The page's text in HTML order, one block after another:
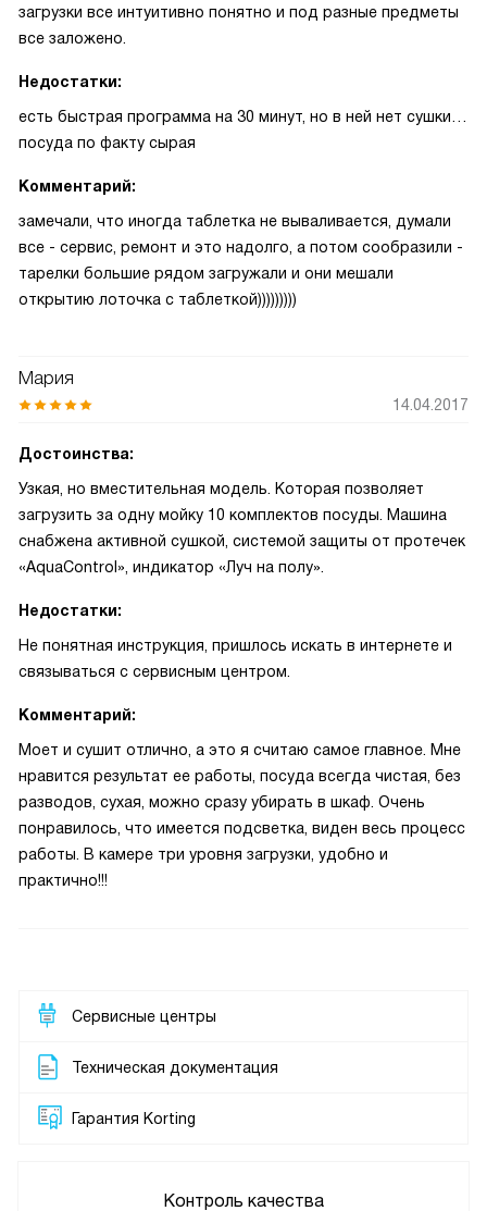
загрузки все интуитивно понятно и под разные предметы
все заложено.
Недостатки:
есть быстрая программа на 30 минут, но в ней нет сушки…
посуда по факту сырая
Комментарий:
замечали, что иногда таблетка не вываливается, думали
все - сервис, ремонт и это надолго, а потом сообразили -
тарелки большие рядом загружали и они мешали
открытию лоточка с таблеткой)))))))))
Мария
14.04.2017
Достоинства:
Узкая, но вместительная модель. Которая позволяет
загрузить за одну мойку 10 комплектов посуды. Машина
снабжена активной сушкой, системой защиты от протечек
«AquaControl», индикатор «Луч на полу».
Недостатки:
Не понятная инструкция, пришлось искать в интернете и
связываться с сервисным центром.
Комментарий:
Моет и сушит отлично, а это я считаю самое главное. Мне
нравится результат ее работы, посуда всегда чистая, без
разводов, сухая, можно сразу убирать в шкаф. Очень
понравилось, что имеется подсветка, виден весь процесс
работы. В камере три уровня загрузки, удобно и
практично!!!
Сервисные центры
Техническая документация
Гарантия Korting
Контроль качества